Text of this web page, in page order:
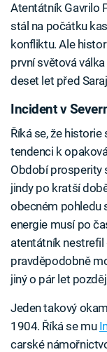
Atentátník Gavrilo
stál na počátku
konfliktu. Ale
první světová
deset let před
Incident v
Říká se, že
tendenci k
Období prosperity
jindy po kratší
obecném pohledu
energie musí po
atentátník nestrefil
pravděpodobně
jiný o pár let
Jeden takový
1904. Říká se mu
carské